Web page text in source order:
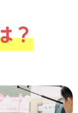
？